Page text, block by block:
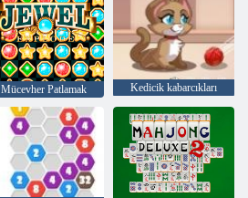
Mücevher Patlamak Kedicik kabarcıkları